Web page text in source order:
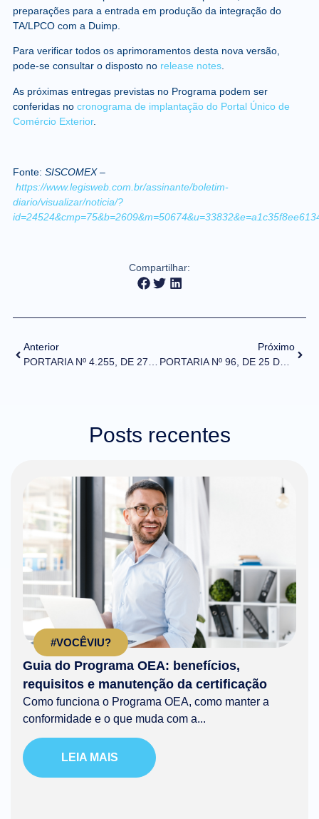
preparações para a entrada em produção da integração do
TA/LPCO com a Duimp.
Para verificar todos os aprimoramentos desta nova versão,
pode-se consultar o disposto no release notes.
As próximas entregas previstas no Programa podem ser
conferidas no cronograma de implantação do Portal Único de
Comércio Exterior.​
Fonte: SISCOMEX –
https://www.legisweb.com.br/assinante/boletim-
diario/visualizar/noticia/?
Compartilhar:
Anterior
Próximo
PORTARIA Nº 96, DE 25 DE AGOSTO DE 2020
Posts recentes
#VOCÊVIU?
Guia do Programa OEA: benefícios,
requisitos e manutenção da certificação
Como funciona o Programa OEA, como manter a
conformidade e o que muda com a...
LEIA MAIS